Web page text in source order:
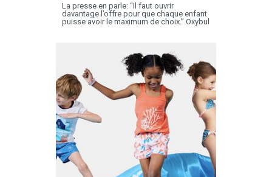
La presse en parle: “Il faut ouvrir
davantage l’offre pour que chaque enfant
puisse avoir le maximum de choix.” Oxybul